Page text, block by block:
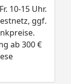
10-15 Uhr.
ggf.
ab 300 €